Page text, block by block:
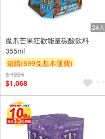
24入
魔爪芒果狂歡能量碳酸飲料
355ml
箱購(699免基本運費)
贈OPENPOINT
贈$200
$ 1224
$1,068